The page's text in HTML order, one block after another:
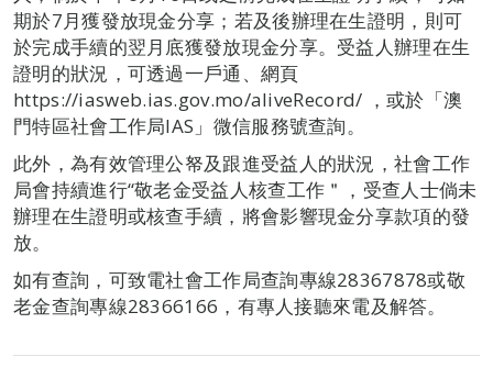
期於7月獲發放現金分享；若及後辦理在生證明，則可
於完成手續的翌月底獲發放現金分享。受益人辦理在生
證明的狀況，可透過一戶通、網頁
https://iasweb.ias.gov.mo/aliveRecord/ ，或於「澳
門特區社會工作局IAS」微信服務號查詢。
此外，為有效管理公帑及跟進受益人的狀況，社會工作
局會持續進行“敬老金受益人核查工作＂，受查人士倘未
辦理在生證明或核查手續，將會影響現金分享款項的發
放。
如有查詢，可致電社會工作局查詢專線28367878或敬
老金查詢專線28366166，有專人接聽來電及解答。